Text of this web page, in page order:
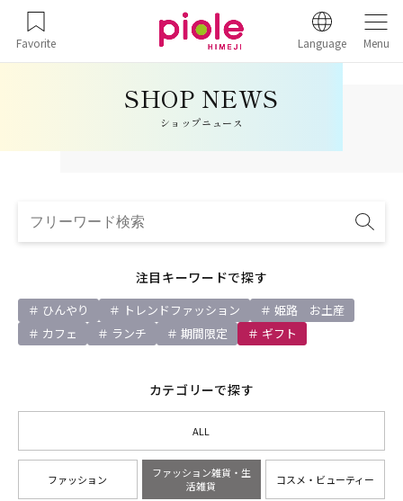
Favorite Language Menu
ショップニュース
注目キーワードで探す
ひんやり トレンドファッション
姫路 お土産
カフェ
ランチ 期間限定 ギフト
カテゴリーで探す
ALL
ファッション
ファッション雑貨・生
活雑貨
コスメ・ビューティー